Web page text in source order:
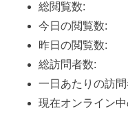
総閲覧数:
今日の閲覧数:
昨日の閲覧数:
総訪問者数:
一日あたりの訪
現在オンライン